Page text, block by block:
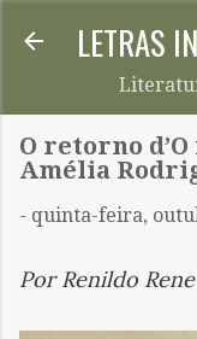
Pular
LETRAS
O retorno
Amélia
- quinta-feira,
Por Renildo Rene